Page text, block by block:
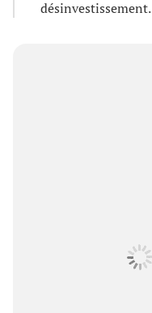
désinvestissement.